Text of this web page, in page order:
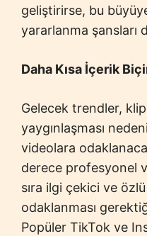
geliştirirse, bu
yararlanma şansları
Daha Kısa İçerik
Gelecek trendler,
yaygınlaşması
videolara
derece profesyonel
sıra ilgi çekici ve
odaklanması
Popüler TikTok ve